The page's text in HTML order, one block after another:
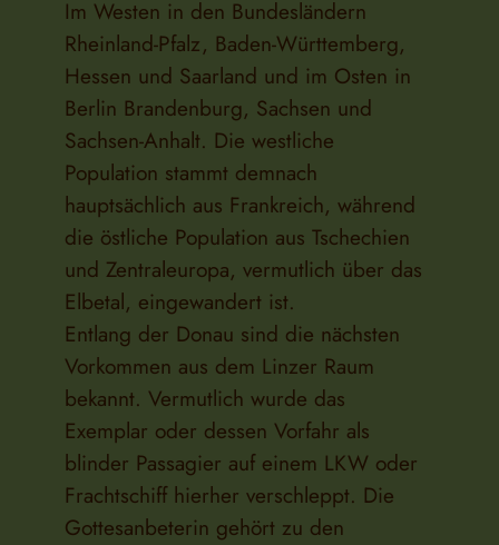
Im Westen in den Bundesländern
Rheinland-Pfalz, Baden-Württemberg,
Hessen und Saarland und im Osten in
Berlin Brandenburg, Sachsen und
Sachsen-Anhalt. Die westliche
Population stammt demnach
hauptsächlich aus Frankreich, während
die östliche Population aus Tschechien
und Zentraleuropa, vermutlich über das
Elbetal, eingewandert ist.
Entlang der Donau sind die nächsten
Vorkommen aus dem Linzer Raum
bekannt. Vermutlich wurde das
Exemplar oder dessen Vorfahr als
blinder Passagier auf einem LKW oder
Frachtschiff hierher verschleppt. Die
Gottesanbeterin gehört zu den